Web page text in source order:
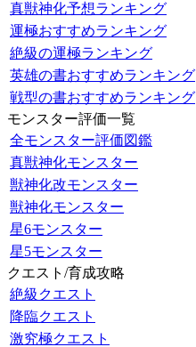
真獣神化予想ランキング
運極おすすめランキング
絶級の運極ランキング
英雄の書おすすめランキング
戦型の書おすすめランキング
モンスター評価一覧
全モンスター評価図鑑
真獣神化モンスター
獣神化改モンスター
獣神化モンスター
星6モンスター
星5モンスター
クエスト/育成攻略
絶級クエスト
降臨クエスト
激究極クエスト